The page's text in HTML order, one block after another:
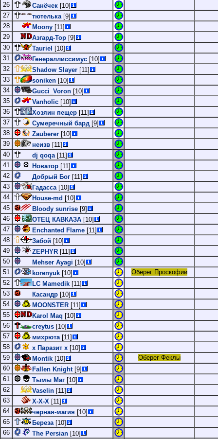
26
Санёчек [10]
27
тютелька[9]
28
Moony [11]
29
Азгард-Тор [9]
30
Tauriel
[10]
31
Генераллиссимус [10]
32
Shadow Slayer [11]
33
soniken [10]
34
Gucci_Voron [10]
35
Vanholic [10]
36
Хозяин пещер [11]
37
Сумеречный бард [9]
38
Zauberer [10]
39
неизв [11]
40
dj qoqa[11]
41
Новатор [11]
42
Добрый Бог [11]
43
Гадасса[10]
44
House-md [10]
45
Bloody sunrise [9]
46
ОТЕЦ КАВКАЗА [10]
47
Enchanted Flame [11]
48
Забой [10]
49
ZEPHYR [11]
50
Mehser Ayagi [10]
51
korenyuk [10]
Оберег Проскофии
52
LC Mamedik [11]
53
Касандр [10]
54
MOONSTER [11]
55
Karol Maq [10]
56
creytus [10]
57
михрюта[11]
58
х Паразит х [10]
59
Montik [10]
Оберег Феклы
60
Fallen Knight[9]
61
Тымы Маг [10]
62
Vaselin [11]
63
Х-Х-Х [11]
64
черная-магия [10]
65
Береза[10]
66
The Persian [10]